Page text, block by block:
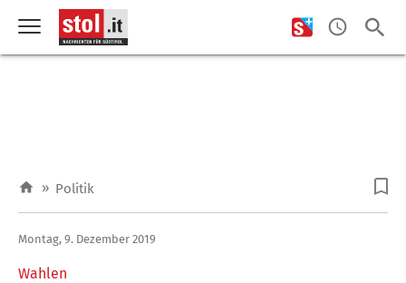
» Politik
Wahlen
Montag, 9. Dezember 2019